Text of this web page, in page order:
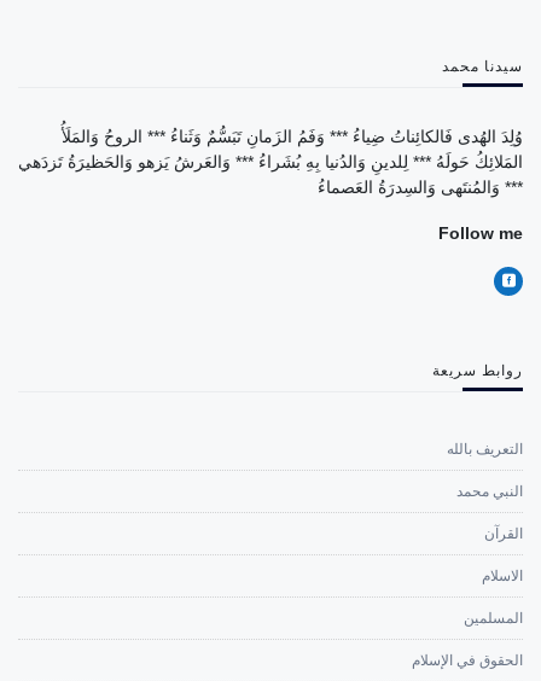
سيدنا محمد
وُلِدَ الهُدى فَالكائِناتُ ضِياءُ *** وَفَمُ الزَمانِ تَبَسُّمٌ وَثَناءُ *** الروحُ وَالمَلَأُ
المَلائِكُ حَولَهُ *** لِلدينِ وَالدُنيا بِهِ بُشَراءُ *** وَالعَرشُ يَزهو وَالحَظيرَةُ تَزدَهي
*** وَالمُنتَهى وَالسِدرَةُ العَصماءُ
Follow me
روابط سريعة
التعريف بالله
النبي محمد
القرآن
الاسلام
المسلمين
الحقوق في الإسلام